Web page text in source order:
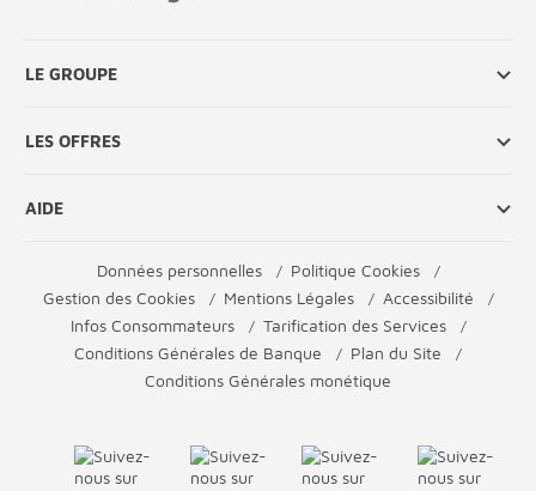
LE GROUPE
LES OFFRES
AIDE
Données personnelles
Politique Cookies
Gestion des Cookies
Mentions Légales
Accessibilité
Infos Consommateurs
Tarification des Services
Conditions Générales de Banque
Plan du Site
Conditions Générales monétique